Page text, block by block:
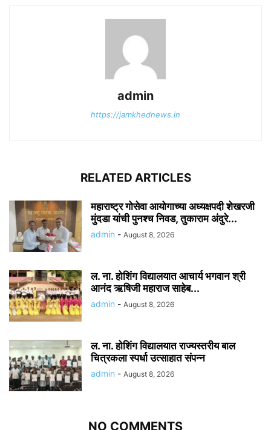
admin
https://jamkhednews.in
RELATED ARTICLES
महाराष्ट्र गोसेवा आयोगाच्या अध्यक्षपदी शेखरजी
मुंदडा यांची पुनश्च निवड, तुकाराम अंदुरे...
admin - August 8, 2026
ल. ना. होशिंग विद्यालयात आचार्य भगवान श्री
आनंद ऋषिजी महाराज साहेब...
admin - August 8, 2026
ल. ना. होशिंग विद्यालयात राज्यस्तरीय बाल
चित्रकला स्पर्धा उत्साहात संपन्न
admin - August 8, 2026
NO COMMENTS